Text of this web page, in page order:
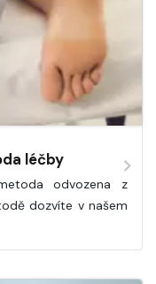
léčby
odvozena z
dozvíte v našem